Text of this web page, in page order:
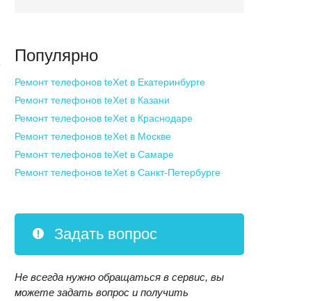
Популярно
Ремонт телефонов teXet в Екатеринбурге
Ремонт телефонов teXet в Казани
Ремонт телефонов teXet в Краснодаре
Ремонт телефонов teXet в Москве
Ремонт телефонов teXet в Самаре
Ремонт телефонов teXet в Санкт-Петербурге
Задать вопрос
Не всегда нужно обращаться в сервис, вы
можете задать вопрос и получить